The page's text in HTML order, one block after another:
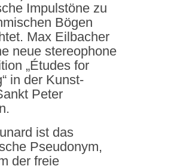
Impulstöne zu
Bögen
Max Eilbacher
neue stereophone
„Études for
in der Kunst-
Peter
ist das
Pseudonym,
der freie